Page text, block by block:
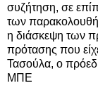
συζήτηση, σε
των
η διάσκεψη των
πρότασης που
Τασούλα, ο
ΜΠΕ